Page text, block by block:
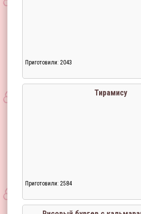
Приготовили: 2043
Тирамису
Приготовили: 2584